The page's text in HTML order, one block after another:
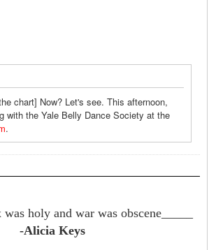
chart] Now? Let's see. This afternoon,
with the Yale Belly Dance Society at the
.
was holy and war was obscene
-Alicia Keys